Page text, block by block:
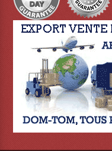
Effets
Effets